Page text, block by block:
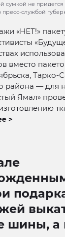
сумкой не придется
пресс-службой
«НЕТ!»
вместо
Тарко-
района — для
Ямал»
>
шины, а